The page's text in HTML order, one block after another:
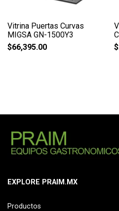
Vitrina Puertas Curvas
MIGSA GN-1500Y3
$66,395.00
$
EXPLORE PRAIM.MX
Productos